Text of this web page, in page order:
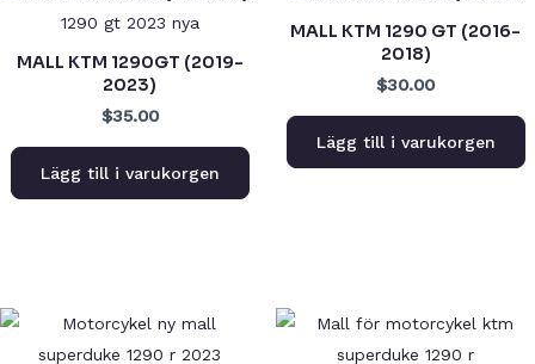
MALL KTM 1290GT (2019-
2023)
$35.00
Lägg till i varukorgen
MALL KTM 1290 GT (2016-
2018)
$30.00
Lägg till i varukorgen